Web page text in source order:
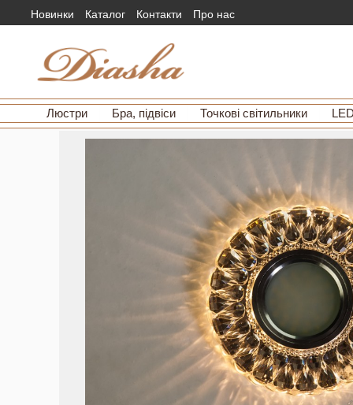
Новинки Каталог Контакти Про нас
Люстри Бра, підвіси Точкові світильники